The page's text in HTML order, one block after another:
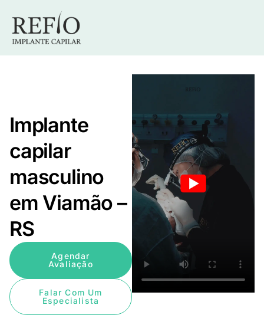
Implante
capilar
masculino
em Viamão –
RS
Agendar
Avaliação
Falar Com Um
Especialista